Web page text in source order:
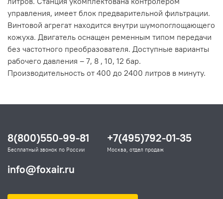
управления, имеет блок предварительной фильтрации.
Винтовой агрегат находится внутри шумопоглощающего
кожуха. Двигатель оснащен ременным типом передачи
без частотного преобразователя. Доступные варианты
рабочего давления – 7, 8 , 10, 12 бар.
Производительность от 400 до 2400 литров в минуту.
8(800)550-99-81
Бесплатный звонок по России
+7(495)792-01-35
Москва, отдел продаж
info@foxair.ru